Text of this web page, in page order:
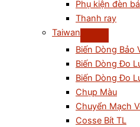
Phụ kiện đèn
Thanh ray
Taiwan
Biến Dòng Bảo
Biến Dòng Đo
Biến Dòng Đo
Chụp Màu
Chuyển Mạch
Cosse Bít TL